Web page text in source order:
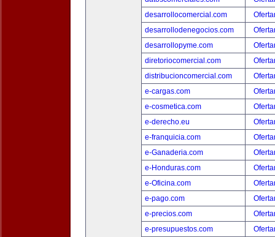
desarrollocomercial.com
desarrollodenegocios.com
desarrollopyme.com
diretoriocomercial.com
distribucioncomercial.com
e-cargas.com
e-cosmetica.com
e-derecho.eu
e-franquicia.com
e-Ganaderia.com
e-Honduras.com
e-Oficina.com
e-pago.com
e-precios.com
e-presupuestos.com